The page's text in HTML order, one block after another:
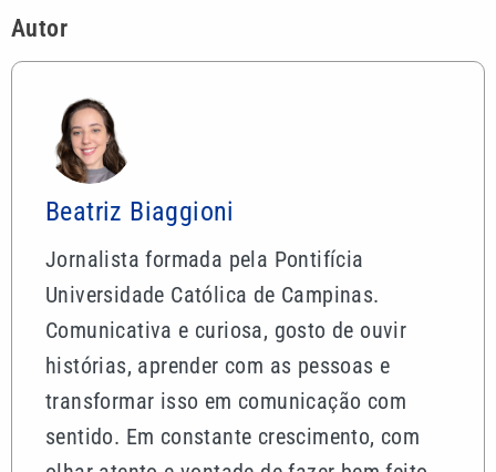
Autor
Beatriz Biaggioni
Jornalista formada pela Pontifícia
Universidade Católica de Campinas.
Comunicativa e curiosa, gosto de ouvir
histórias, aprender com as pessoas e
transformar isso em comunicação com
sentido. Em constante crescimento, com